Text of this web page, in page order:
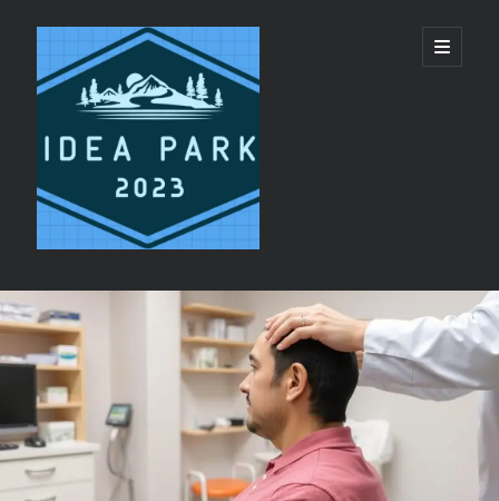
ideapark.quest
開
啟
資
訊
欄
Recent Posts
代買代購平台 vs 單純代轉運服務：美國代購推
薦選擇邏輯
睡眠呼吸機與日間疲勞：呼吸機恢復精力機制
香港 CPAP 供應商 配件 更換提醒服務
CPAP鼻罩同全臉罩有咩分別?